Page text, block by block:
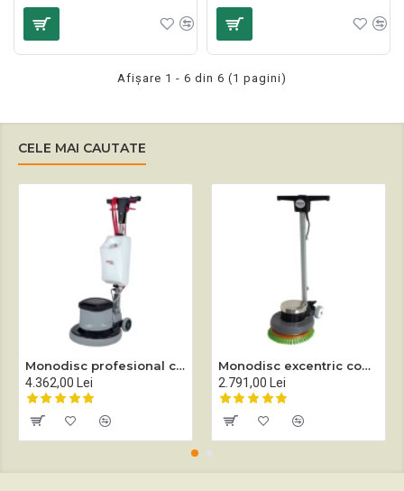
Afişare 1 - 6 din 6 (1 pagini)
CELE MAI CAUTATE
Monodisc profesional complet echipat Sprintus EM 17 EVO
4.362,00 Lei
Monodisc excentric complet echipat Sprintus EEM 13R
2.791,00 Lei